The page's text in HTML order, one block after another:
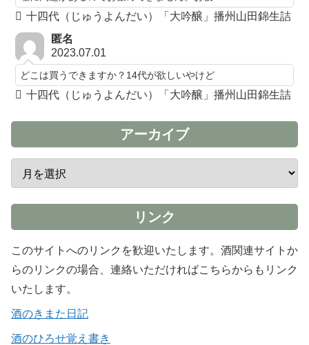
十四代（じゅうよんだい）「大吟醸」播州山田錦生詰
匿名
2023.07.01
どこは買うできますか？14代が欲しいやけど
十四代（じゅうよんだい）「大吟醸」播州山田錦生詰
アーカイブ
リンク
このサイトへのリンクを歓迎いたします。酒関連サイトか
らのリンクの場合、連絡いただければこちらからもリンク
いたします。
酒のきまた日記
酒のひろせ覚え書き